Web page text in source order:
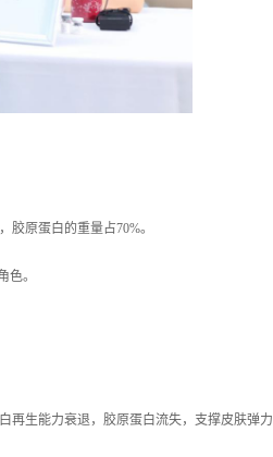
原蛋白的重量占70%。
色。
再生能力衰退，胶原蛋白流失，支撑皮肤弹力